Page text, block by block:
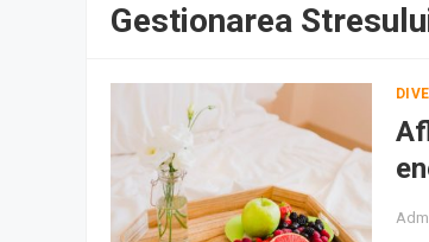
Gestionarea